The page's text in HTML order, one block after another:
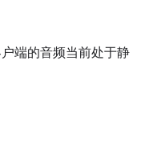
端的音频当前处于静